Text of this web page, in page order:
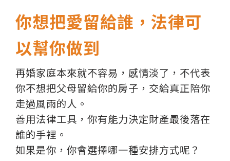
你想把愛留給誰，法律可
以幫你做到
再婚家庭本來就不容易，感情淡了，不代表
你不想把父母留給你的房子，交給真正陪你
走過風雨的人。
善用法律工具，你有能力決定財產最後落在
誰的手裡。
如果是你，你會選擇哪一種安排方式呢？